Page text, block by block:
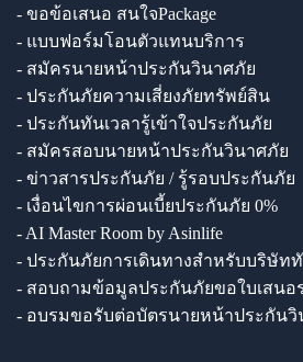
- ขอข้อเสนอ สนใจPackage
- แบบฟอร์มโอนตัวแทนบริการ
- สมัครนายหน้าประกันวินาศภัย
- ประกันภัยความเสี่ยงภัยทรัพย์สิน
- ประกันทันเวลารู้เข้าใจประกันภัย
- สมัครสอบนายหน้าประกันวินาศภัย
- ข่าวสารประกันภัย / รู้รอบประกันภัย
- เงื่อนไขการผ่อนเบี้ยประกันภัย 0%
- AI Master Room by Asinlife
- ประกันภัยการเดินทางสำหรับบริษัท
- สอบถามข้อมูลประกันภัยขอใบเสนอ
- อบรมขอรับต่อบัตรนายหน้าประกันวิ